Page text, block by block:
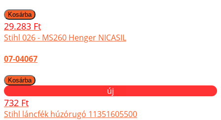
29.283 Ft
Stihl 026 - MS260 Henger NICASIL
07-04067
új
732 Ft
Stihl láncfék húzórugó 11351605500